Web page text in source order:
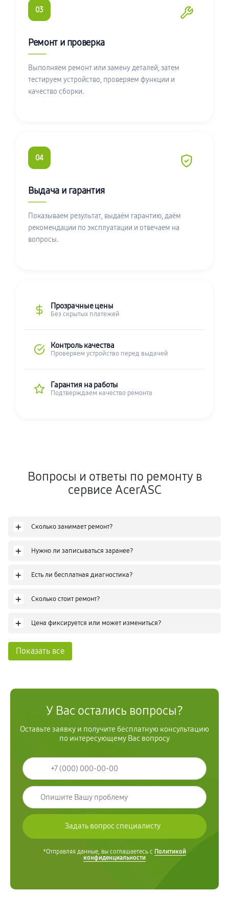
03
Ремонт и проверка
Выполняем ремонт или замену деталей, затем
тестируем устройство, проверяем функции и
качество сборки.
04
Выдача и гарантия
Показываем результат, выдаём гарантию, даём
рекомендации по эксплуатации и отвечаем на
вопросы.
Прозрачные цены
Без скрытых платежей
Контроль качества
Проверяем устройство перед выдачей
Гарантия на работы
Подтверждаем качество ремонта
Вопросы и ответы по ремонту в
сервисе AcerASC
+ Сколько занимает ремонт?
+ Нужно ли записываться заранее?
+ Есть ли бесплатная диагностика?
+ Сколько стоит ремонт?
+ Цена фиксируется или может измениться?
Показать все
У Вас остались вопросы?
Оставьте заявку и получите бесплатную консультацию
по интересующему Вас вопросу
*Отправляя данные, вы соглашаетесь с Политикой
конфиденциальности